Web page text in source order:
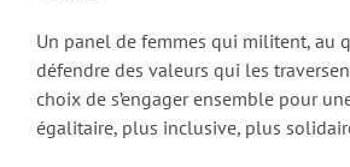
Un panel de femmes qui militent, au
défendre des valeurs qui les
choix de s’engager ensemble pour
égalitaire, plus inclusive, plus